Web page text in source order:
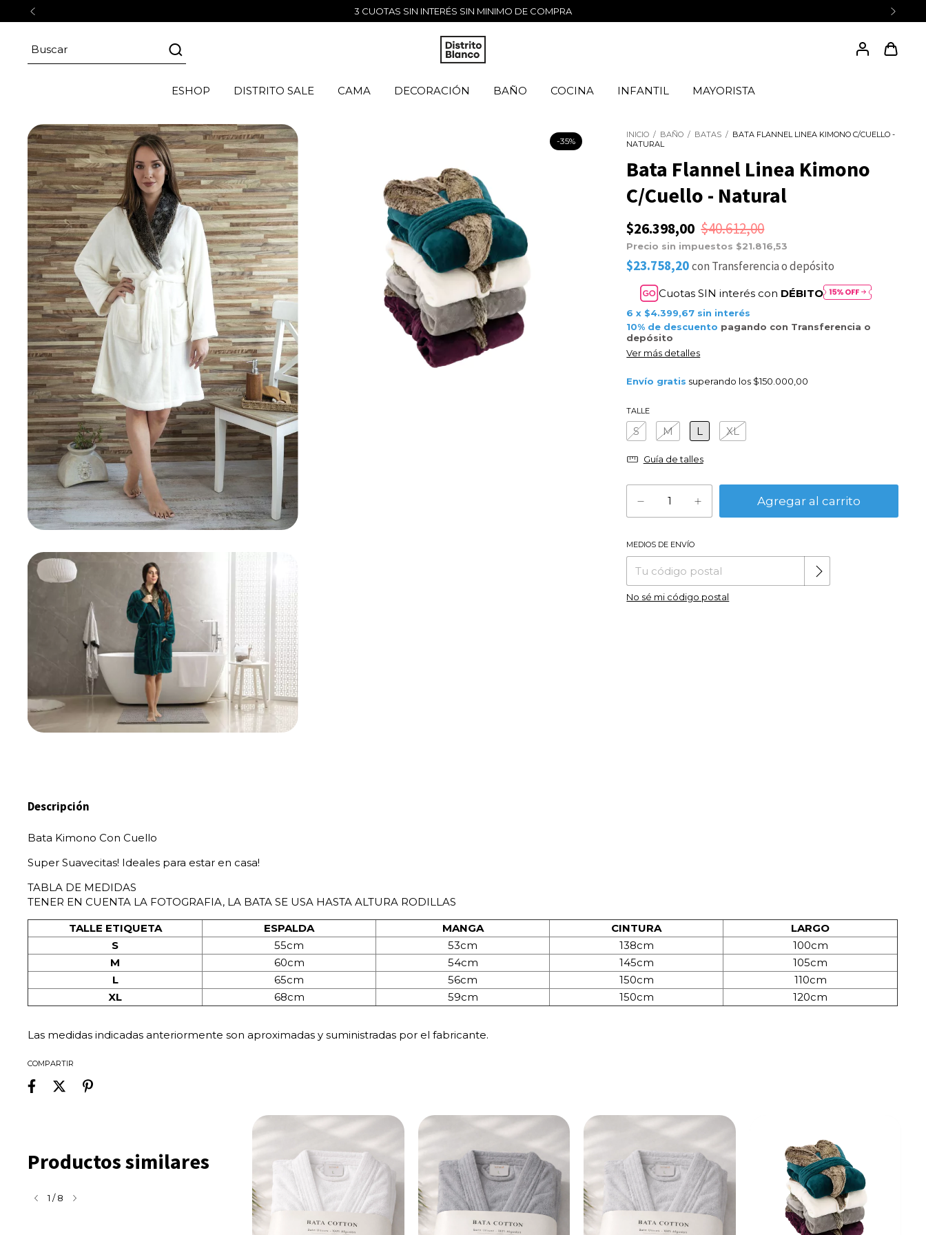
3 CUOTAS SIN INTERÉS SIN MINIMO DE COMPRA
ESHOP DISTRITO SALE CAMA DECORACIÓN BAÑO COCINA INFANTIL MAYORISTA
-35%
INICIO / BAÑO / BATAS / BATA FLANNEL LINEA KIMONO C/CUELLO -
NATURAL
Bata Flannel Linea Kimono
C/Cuello - Natural
$26.398,00 $40.612,00
Precio sin impuestos $21.816,53
$23.758,20con Transferencia o depósito
Cuotas SIN interés con DÉBITO
6 x $4.399,67 sin interés
10% de descuento pagando con Transferencia o
depósito
Ver más detalles
Envío gratis superando los $150.000,00
TALLE
S M L XL
Guía de talles
Entregas para el CP:
MEDIOS DE ENVÍO
No sé mi código postal
Descripción
Bata Kimono Con Cuello
Super Suavecitas! Ideales para estar en casa!
TABLA DE MEDIDAS
TENER EN CUENTA LA FOTOGRAFIA, LA BATA SE USA HASTA ALTURA RODILLAS
TALLE ETIQUETA
ESPALDA MANGA CINTURA
LARGO
S
55cm 53cm 138cm
100cm
M
60cm 54cm 145cm
105cm
L
65cm 56cm 150cm
110cm
XL
68cm 59cm 150cm 120cm
Las medidas indicadas anteriormente son aproximadas y suministradas por el fabricante.
COMPARTIR
Productos similares
1 /8